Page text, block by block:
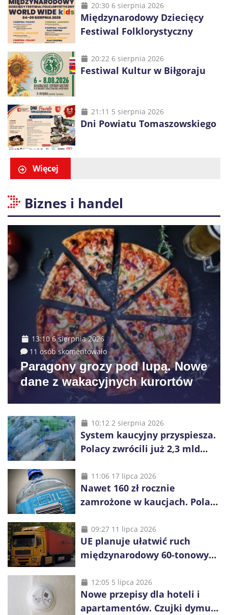
20:30 6 sierpnia 2026
Międzynarodowy Dziecięcy
Festiwal Folklorystyczny
20:22 6 sierpnia 2026
Festiwal Kultur w Biłgoraju
21:11 5 sierpnia 2026
Dni Powiatu Tomaszowskiego
Więcej
Biznes i handel
13:10 6 sierpnia 2026
11 osób skomentowało
Paragony grozy pod lupą. Nowe
dane z wakacyjnych kurortów
10:12 2 sierpnia 2026
System kaucyjny przyspiesza.
Polacy zwrócili już 2,3 mld
11:06 17 lipca 2026
Nawet 160 zł rocznie
zamrożone w kaucjach. Polacy
vouchery
09:27 11 lipca 2026
UE planuje ułatwić ruch
międzynarodowy 60-tonowych
konkurencji
12:05 5 lipca 2026
Nowe przepisy dla hoteli i
apartamentów. Czujki dymu